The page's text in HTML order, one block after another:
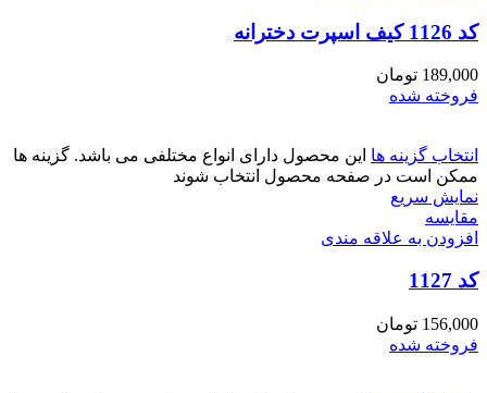
کد 1126 کیف اسپرت دخترانه
189,000 تومان
فروخته شده
انتخاب گزینه ها این محصول دارای انواع مختلفی می باشد. گزینه ها
ممکن است در صفحه محصول انتخاب شوند
نمایش سریع
مقايسه
افزودن به علاقه مندی
کد 1127
156,000 تومان
فروخته شده